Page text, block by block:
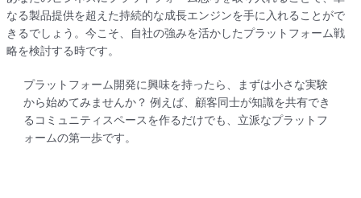
なる製品提供を超えた持続的な成長エンジンを手に入れることがで
きるでしょう。今こそ、自社の強みを活かしたプラットフォーム戦
略を検討する時です。
プラットフォーム開発に興味を持ったら、まずは小さな実験
から始めてみませんか？ 例えば、顧客同士が知識を共有でき
るコミュニティスペースを作るだけでも、立派なプラットフ
ォームの第一歩です。